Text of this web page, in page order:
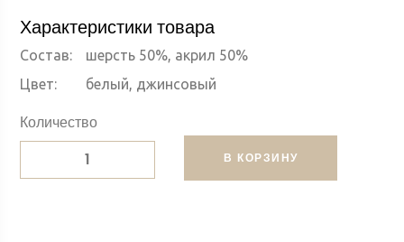
Характеристики товара
Состав:
шерсть 50%, акрил 50%
Цвет:
белый, джинсовый
Количество
В КОРЗИНУ